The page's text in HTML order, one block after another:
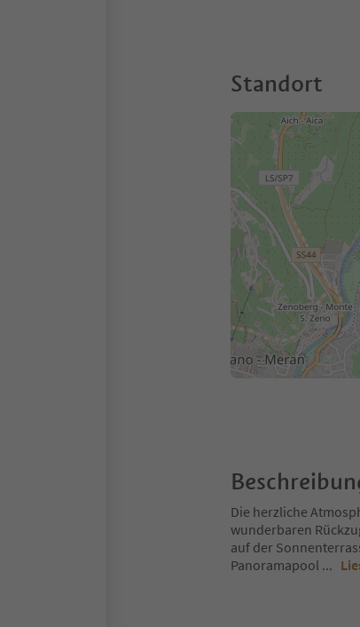
Standort
Die herzliche
wunderbaren
auf der
Panoramapool ...